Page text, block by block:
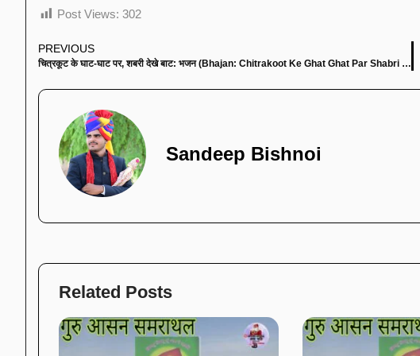
Post Views: 302
PREVIOUS
चित्रकूट के घाट-घाट पर, शबरी देखे बाट: भजन (Bhajan: Chitrakoot Ke Ghat Ghat Par Shabri Dekhe Baat)
Sandeep Bishnoi
Related Posts